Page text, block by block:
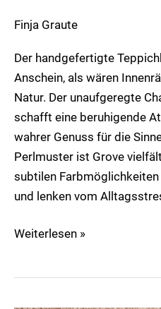
Finja Graute
Der handgefertigte
Anschein, als wären
Natur. Der unaufgeregte
schafft eine beruhigende
wahrer Genuss für die
Perlmuster ist Grove
subtilen
und lenken vom
Weiterlesen »